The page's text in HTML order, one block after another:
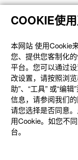
产品
客户支持
资讯
COOKIE使
本网站 使⽤Cookie
您、提供您客制化
平台。您可以通过
改设置，请按照浏
助”、“⼯具” 或“编
信息，请参阅我们的
请您选择是否同意
用Cookie。如您不
台。